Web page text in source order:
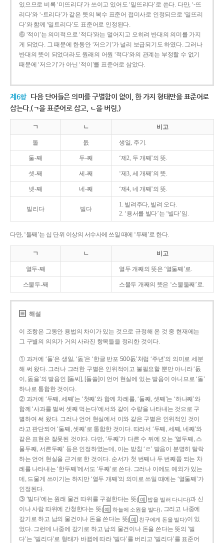
있으므로 비록 ‘미뜨리다’가 쓰이고 있어도 ‘밀뜨리다’로 쓴다. 다만, ‘-뜨
리다’와 ‘-트리다’가 같은 뜻의 복수 표준어 접미사로 인정되므로 ‘밀뜨리
다’와 함께 ‘밀트리다’도 표준어로 인정된다.
⑥ ‘적이’는 의미적으로 ‘적다’와는 멀어지고 오히려 반대의 의미를 가지
게 되었다. 그 때문에 한동안 ‘저으기’가 널리 보급되기도 하였다. 그러나
반대의 뜻이 되었더라도 원래의 어원 ‘적다’와의 관계는 부정할 수 없기
때문에 ‘저으기’가 아닌 ‘적이’를 표준어로 삼았다.
제6항 다음 단어들은 의미를 구별함이 없이, 한 가지 형태만을 표준어로
삼는다.(ㄱ을 표준어로 삼고, ㄴ을 버림.)
ㄱ ㄴ 비고
돌 돐 생일, 주기.
둘-째 두-째 ‘제2, 두 개째’의 뜻.
셋-째 세-째 ‘제3, 세 개째’의 뜻.
넷-째 네-째 ‘제4, 네 개째’의 뜻.
빌리다 빌다
1. 빌려주다, 빌려 오다.
2. ‘용서를 빌다’는 ‘빌다’임.
다만, ‘둘째’는 십 단위 이상의 서수사에 쓰일 때에 ‘두째’로 한다.
ㄱ ㄴ 비고
열두-째 열두 개째의 뜻은 ‘열둘째’로.
스물두-째 스물두 개째의 뜻은 ‘스물둘째’로.
해설
이 조항은 그동안 용법의 차이가 있는 것으로 규정해 온 것 중 현재에는
그 구별의 의의가 거의 사라진 항목들을 정리한 것이다.
① 과거에 ‘돌’은 생일, ‘돐’은 ‘한글 반포 500돐’처럼 ‘주년’의 의미로 세분
해 써 왔다. 그러나 그러한 구별은 인위적이고 불필요할 뿐만 아니라 ‘돐
이, 돐을’의 발음인 [돌씨], [돌쓸]이 언어 현실에 있는 발음이 아니므로 ‘돌’
하나로 통합한 것이다.
② 과거에 ‘두째, 세째’는 ‘첫째’와 함께 차례를, ‘둘째, 셋째’는 ‘하나째’와
함께 ‘사과를 벌써 셋째 먹는다’에서와 같이 수량을 나타내는 것으로 구
별하여 써 왔다. 그러나 언어 현실에서 이와 같은 구별은 인위적인 것이
라고 판단되어 ‘둘째, 셋째’로 통합한 것이다. 따라서 ‘두째, 세째, 네째’와
같은 표현은 잘못된 것이다. 다만, ‘두째’가 다른 수 뒤에 오는 ‘열두째, 스
물두째, 서른두째’ 등은 인정하였는데, 이는 받침 ‘ㄹ’ 발음이 분명히 탈락
하는 언어 현실을 근거로 한 것이다. 순서가 첫 번째나 두 번째쯤 되는 차
례를 나타내는 ‘한두째’에서도 ‘두째’로 쓴다. 그러나 이에도 예외가 있는
데, 드물게 쓰이기는 하지만 ‘열두 개째’의 의미로 쓰일 때에는 ‘열둘째’가
인정된다.
③ ‘빌다’에는 원래 물건 따위를 구걸한다는 뜻( 예 밥을 빌러 다니다)과 신
이나 사람 따위에 간청한다는 뜻( 예 하늘에 소원을 빌다), 그리고 나중에
갚기로 하고 남의 물건이나 돈을 쓴다는 뜻( 예 친구에게 돈을 빌다)이 있
었다. 그런데 나중에 갚기로 하고 남의 물건이나 돈을 쓴다는 뜻의 ‘빌
다’는 ‘빌리다’로 형태가 바뀜에 따라 ‘빌다’를 버리고 ‘빌리다’를 표준어